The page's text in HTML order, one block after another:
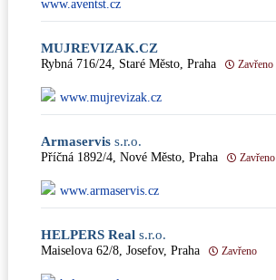
www.aventst.cz
MUJREVIZAK.CZ
Rybná 716/24, Staré Město, Praha Zavřeno
www.mujrevizak.cz
Armaservis s.r.o.
Příčná 1892/4, Nové Město, Praha Zavřeno
www.armaservis.cz
HELPERS Real s.r.o.
Maiselova 62/8, Josefov, Praha Zavřeno